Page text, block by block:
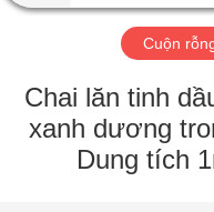
VIDEO
CHƯƠNG
TRÌNH
Cuộn
Chai lăn tinh
xanh dương
Dung tích